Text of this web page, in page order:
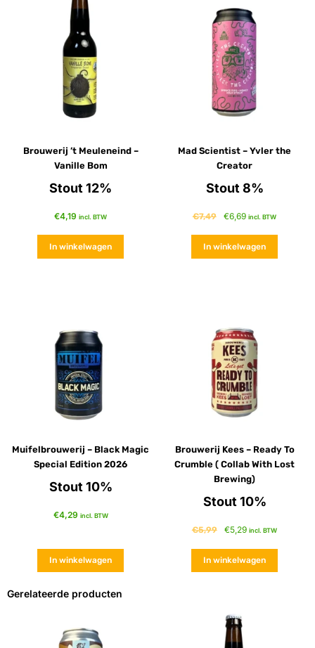
Brouwerij ’t Meuleneind –
Vanille Bom
Stout 12%
€4,19 incl. BTW
In winkelwagen
Mad Scientist – Yvler the
Creator
Stout 8%
€7,49 €6,69 incl. BTW
In winkelwagen
Muifelbrouwerij – Black Magic
Special Edition 2026
Stout 10%
€4,29 incl. BTW
In winkelwagen
Brouwerij Kees – Ready To
Crumble ( Collab With Lost
Brewing)
Stout 10%
€5,99 €5,29 incl. BTW
In winkelwagen
Gerelateerde producten